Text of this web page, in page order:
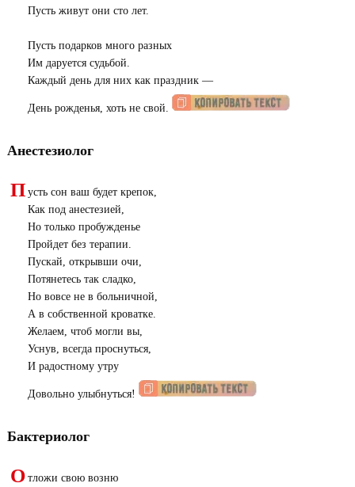
Пусть живут они сто лет.
Пусть подарков много разных
Им даруется судьбой.
Каждый день для них как праздник —
День рожденья, хоть не свой.
Анестезиолог
П усть сон ваш будет крепок,
Как под анестезией,
Но только пробужденье
Пройдет без терапии.
Пускай, открывши очи,
Потянетесь так сладко,
Но вовсе не в больничной,
А в собственной кроватке.
Желаем, чтоб могли вы,
Уснув, всегда проснуться,
И радостному утру
Довольно улыбнуться!
Бактериолог
О тложи свою возню